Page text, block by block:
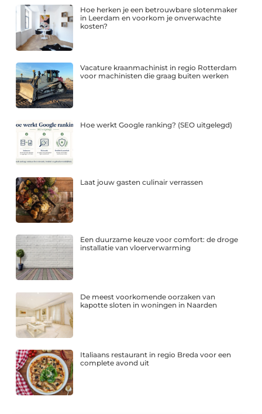
Hoe herken je een betrouwbare slotenmaker
in Leerdam en voorkom je onverwachte
kosten?
Vacature kraanmachinist in regio Rotterdam
voor machinisten die graag buiten werken
Hoe werkt Google ranking? (SEO uitgelegd)
Laat jouw gasten culinair verrassen
Een duurzame keuze voor comfort: de droge
installatie van vloerverwarming
De meest voorkomende oorzaken van
kapotte sloten in woningen in Naarden
Italiaans restaurant in regio Breda voor een
complete avond uit